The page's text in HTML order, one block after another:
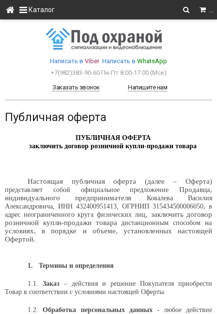
Каталог
Написать в Viber Написать в WhatsApp
+7(982)383-90-60 Пн-Пт 8:00-17:00 (Мcк)
Заказать звонок
Напишите нам
Публичная оферта
ПУБЛИЧНАЯ ОФЕРТА
заключить договор розничной купли-продажи товара
Настоящая публичная оферта (далее – Оферта)
представляет собой официальное предложение Продавца,
индивидуального предпринимателя Ковалева Василия
Александровича, ИНН 432400951413, ОГРНИП 315434500006050, в
адрес неограниченного круга физических лиц, заключить договор
розничной купли-продажи товара дистанционным способомна
условиях, в порядке и объеме, установленных настоящей
Офертой.
1. Термины и определения
1.1. Заказ– действия и решение Покупателя приобрести
Товар в соответствии с условиями настоящей Оферты.
1.2.Обработка персональных данных- любое действие